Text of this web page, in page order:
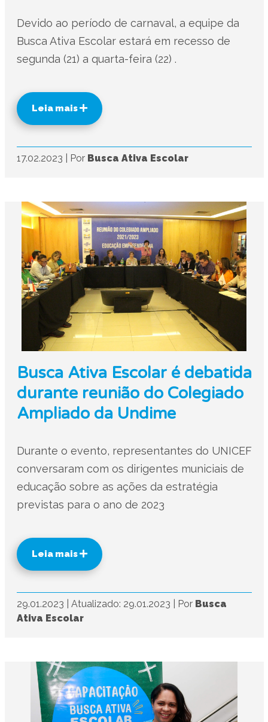
Devido ao período de carnaval, a equipe da
Busca Ativa Escolar estará em recesso de
segunda (21) a quarta-feira (22) .
Leia mais
17.02.2023 Por Busca Ativa Escolar
Busca Ativa Escolar é debatida
durante reunião do Colegiado
Ampliado da Undime
Durante o evento, representantes do UNICEF
conversaram com os dirigentes municiais de
educação sobre as ações da estratégia
previstas para o ano de 2023
Leia mais
29.01.2023 Atualizado: 29.01.2023 Por Busca
Ativa Escolar